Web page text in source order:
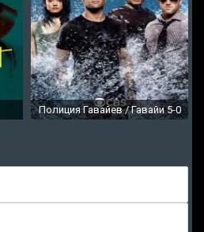
Полиция Гавайев / Гавайи 5-0